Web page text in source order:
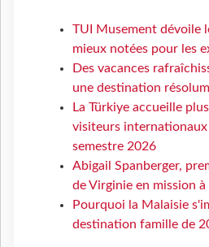
TUI Musement dévoile
mieux notées pour les
Des vacances
une destination
La Türkiye accueille
visiteurs
semestre 2026
Abigail Spanberger,
de Virginie en mission à
Pourquoi la Malaisie
destination famille de